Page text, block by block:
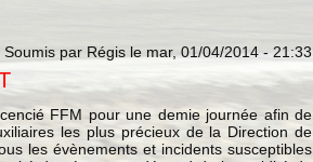
Soumis par Régis le mar, 01/04/2014 - 21:33
FFM pour une demie journée afin de
les plus précieux de la Direction de
les évènements et incidents susceptibles